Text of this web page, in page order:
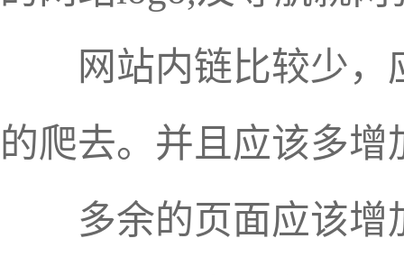
网站内链比较少，
的爬去。并且应该多增
多余的页面应该增